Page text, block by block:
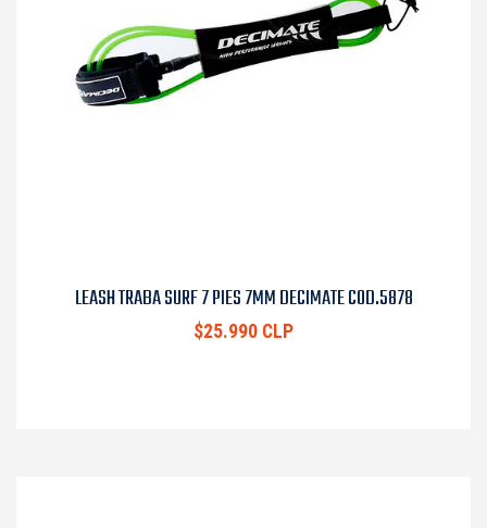
LEASH TRABA SURF 7 PIES 7MM DECIMATE COD.5878
$25.990 CLP